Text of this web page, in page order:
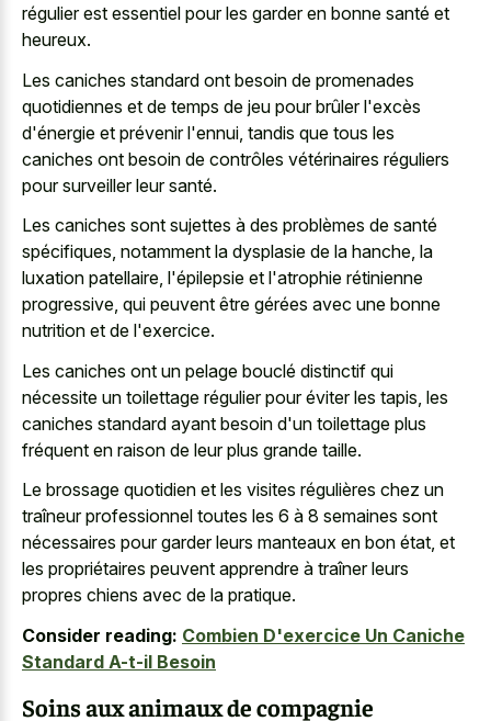
régulier est essentiel pour les garder en bonne santé et
heureux.
Les caniches standard ont besoin de promenades
quotidiennes et de temps de jeu pour brûler l'excès
d'énergie et prévenir l'ennui, tandis que tous les
caniches ont besoin de contrôles vétérinaires réguliers
pour surveiller leur santé.
Les caniches sont sujettes à des problèmes de santé
spécifiques, notamment la dysplasie de la hanche, la
luxation patellaire, l'épilepsie et l'atrophie rétinienne
progressive, qui peuvent être gérées avec une bonne
nutrition et de l'exercice.
Les caniches ont un pelage bouclé distinctif qui
nécessite un toilettage régulier pour éviter les tapis, les
caniches standard ayant besoin d'un toilettage plus
fréquent en raison de leur plus grande taille.
Le brossage quotidien et les visites régulières chez un
traîneur professionnel toutes les 6 à 8 semaines sont
nécessaires pour garder leurs manteaux en bon état, et
les propriétaires peuvent apprendre à traîner leurs
propres chiens avec de la pratique.
Consider reading: Combien D'exercice Un Caniche
Standard A-t-il Besoin
Soins aux animaux de compagnie